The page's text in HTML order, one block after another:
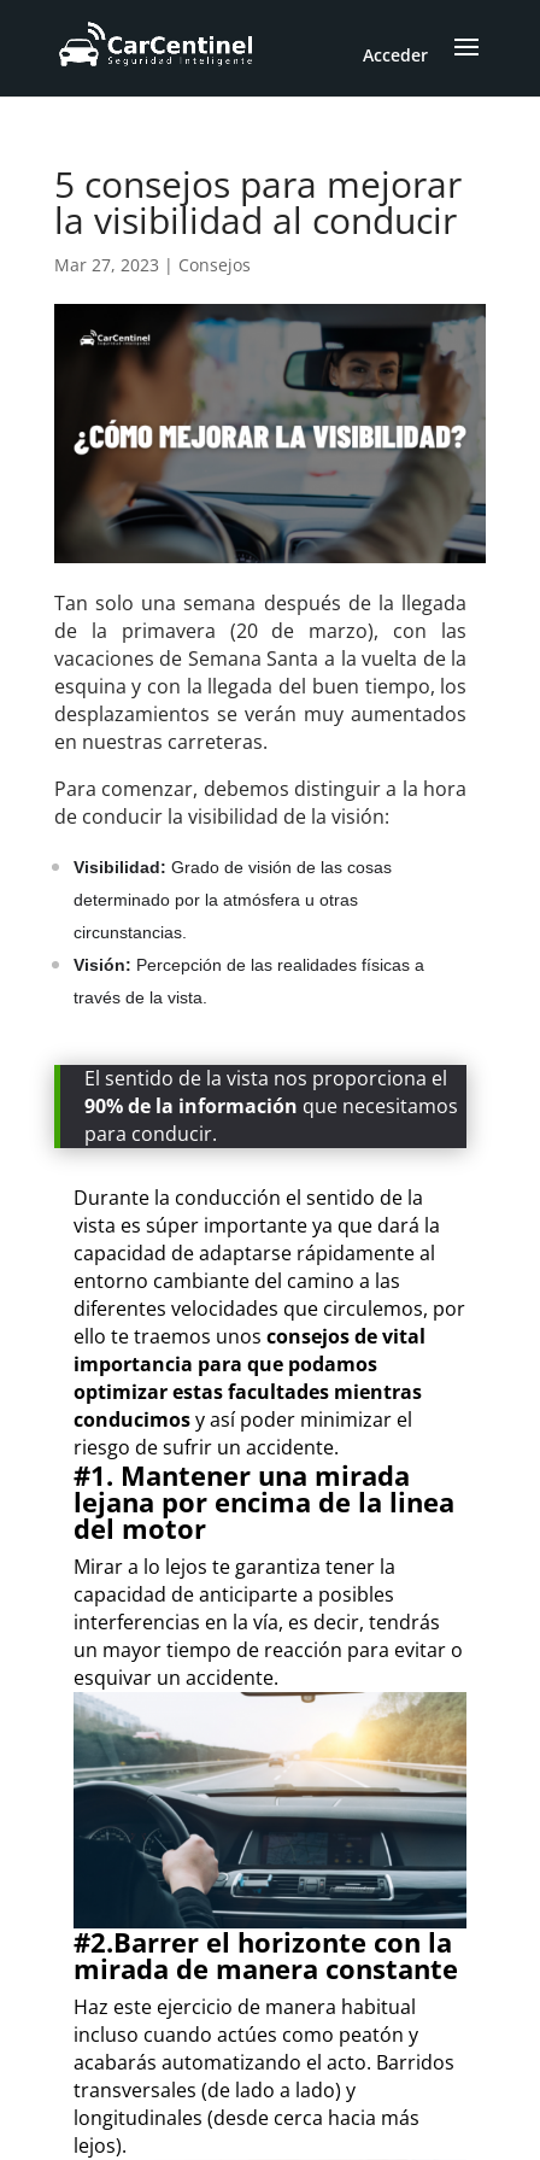
Acceder
5 consejos para mejorar
la visibilidad al conducir
Mar 27, 2023 | Consejos
Tan solo una semana después de la llegada
de la primavera (20 de marzo), con las
vacaciones de Semana Santa a la vuelta de la
esquina y con la llegada del buen tiempo, los
desplazamientos se verán muy aumentados
en nuestras carreteras.
Para comenzar, debemos distinguir a la hora
de conducir la visibilidad de la visión:
Visibilidad: Grado de visión de las cosas
determinado por la atmósfera u otras
circunstancias.
Visión: Percepción de las realidades físicas a
través de la vista.
El sentido de la vista nos proporciona el
90% de la información que necesitamos
para conducir.
Durante la conducción el sentido de la
vista es súper importante ya que dará la
capacidad de adaptarse rápidamente al
entorno cambiante del camino a las
diferentes velocidades que circulemos, por
ello te traemos unos consejos de vital
importancia para que podamos
optimizar estas facultades mientras
conducimosy así poder minimizar el
riesgo de sufrir un accidente.
#1. Mantener una mirada
lejana por encima de la linea
del motor
Mirar a lo lejos te garantiza tener la
capacidad de anticiparte a posibles
interferencias en la vía, es decir, tendrás
un mayor tiempo de reacción para evitar o
esquivar un accidente.
#2.Barrer el horizonte con la
mirada de manera constante
Haz este ejercicio de manera habitual
incluso cuando actúes como peatón y
acabarás automatizando el acto. Barridos
transversales (de lado a lado) y
longitudinales (desde cerca hacia más
lejos).